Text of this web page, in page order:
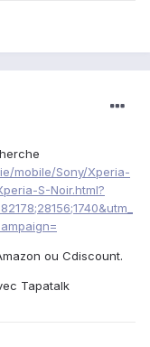
mobile/Sony/Xperia-
S-Noir.html?
ou Cdiscount.
Tapatalk